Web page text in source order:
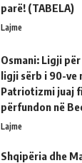
parë! (TABELA)
Lajme
Osmani: Ligji
ligji sërb i 90-ve
Patriotizmi juaj
përfundon në
Lajme
Shqipëria dhe